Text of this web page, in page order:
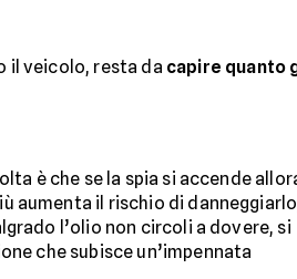
il veicolo, resta da capire quanto
è che se la spia si accende
aumenta il rischio di
l’olio non circoli a dovere, si
che subisce un’impennata